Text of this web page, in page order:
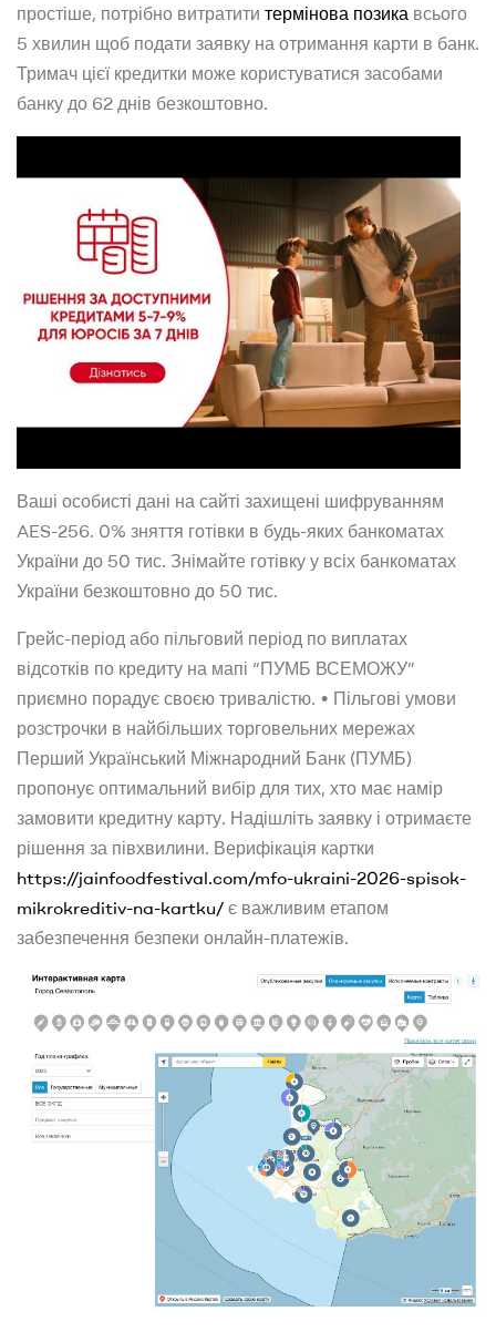
простіше, потрібно витратити термінова позика всього
5 хвилин щоб подати заявку на отримання карти в банк.
Тримач цієї кредитки може користуватися засобами
банку до 62 днів безкоштовно.
Ваші особисті дані на сайті захищені шифруванням
AES-256. 0% зняття готівки в будь-яких банкоматах
України до 50 тис. Знімайте готівку у всіх банкоматах
України безкоштовно до 50 тис.
Грейс-період або пільговий період по виплатах
відсотків по кредиту на мапі “ПУМБ ВСЕМОЖУ”
приємно порадує своєю тривалістю. • Пільгові умови
розстрочки в найбільших торговельних мережах
Перший Український Міжнародний Банк (ПУМБ)
пропонує оптимальний вибір для тих, хто має намір
замовити кредитну карту. Надішліть заявку і отримаєте
рішення за півхвилини. Верифікація картки
https://jainfoodfestival.com/mfo-ukraini-2026-spisok-
mikrokreditiv-na-kartku/ є важливим етапом
забезпечення безпеки онлайн-платежів.